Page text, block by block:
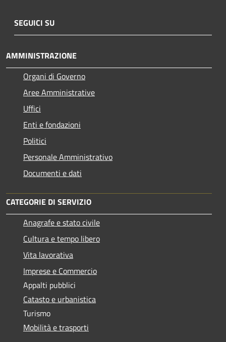
SEGUICI SU
AMMINISTRAZIONE
Organi di Governo
Aree Amministrative
Uffici
Enti e fondazioni
Politici
Personale Amministrativo
Documenti e dati
CATEGORIE DI SERVIZIO
Anagrafe e stato civile
Cultura e tempo libero
Vita lavorativa
Imprese e Commercio
Appalti pubblici
Catasto e urbanistica
Turismo
Mobilità e trasporti